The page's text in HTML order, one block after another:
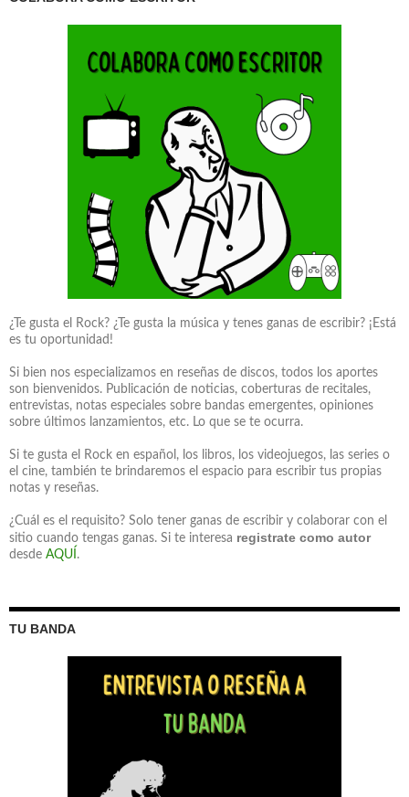
¿Te gusta el Rock? ¿Te gusta la música y tenes ganas de escribir? ¡Está
es tu oportunidad!
Si bien nos especializamos en reseñas de discos, todos los aportes
son bienvenidos. Publicación de noticias, coberturas de recitales,
entrevistas, notas especiales sobre bandas emergentes, opiniones
sobre últimos lanzamientos, etc. Lo que se te ocurra.
Si te gusta el Rock en español, los libros, los videojuegos, las series o
el cine, también te brindaremos el espacio para escribir tus propias
notas y reseñas.
¿Cuál es el requisito? Solo tener ganas de escribir y colaborar con el
sitio cuando tengas ganas. Si te interesa registrate como autor
desde AQUÍ .
TU BANDA